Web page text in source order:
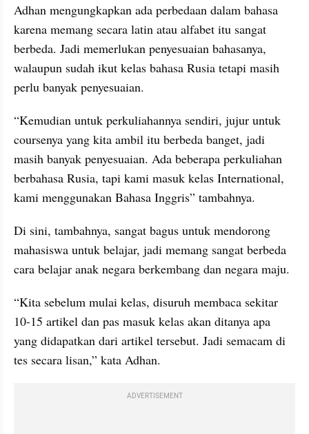
Adhan mengungkapkan ada perbedaan dalam bahasa
karena memang secara latin atau alfabet itu sangat
berbeda. Jadi memerlukan penyesuaian bahasanya,
walaupun sudah ikut kelas bahasa Rusia tetapi masih
perlu banyak penyesuaian.
“Kemudian untuk perkuliahannya sendiri, jujur untuk
coursenya yang kita ambil itu berbeda banget, jadi
masih banyak penyesuaian. Ada beberapa perkuliahan
berbahasa Rusia, tapi kami masuk kelas International,
kami menggunakan Bahasa Inggris” tambahnya.
Di sini, tambahnya, sangat bagus untuk mendorong
mahasiswa untuk belajar, jadi memang sangat berbeda
cara belajar anak negara berkembang dan negara maju.
“Kita sebelum mulai kelas, disuruh membaca sekitar
10-15 artikel dan pas masuk kelas akan ditanya apa
yang didapatkan dari artikel tersebut. Jadi semacam di
tes secara lisan,” kata Adhan.
ADVERTISEMENT